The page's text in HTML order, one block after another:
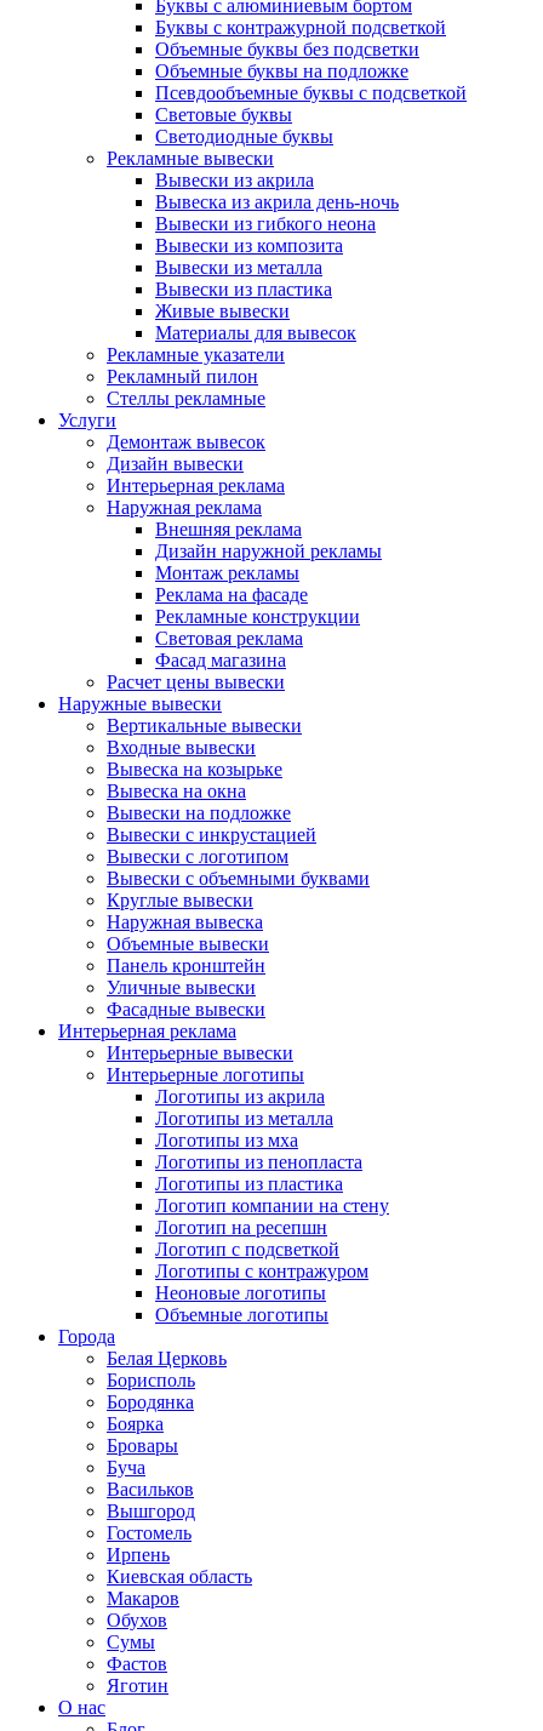
Буквы с алюминиевым бортом
Буквы с контражурной подсветкой
Объемные буквы без подсветки
Объемные буквы на подложке
Псевдообъемные буквы с подсветкой
Световые буквы
Светодиодные буквы
Рекламные вывески
Вывески из акрила
Вывеска из акрила день-ночь
Вывески из гибкого неона
Вывески из композита
Вывески из металла
Вывески из пластика
Живые вывески
Материалы для вывесок
Рекламные указатели
Рекламный пилон
Стеллы рекламные
Услуги
Демонтаж вывесок
Дизайн вывески
Интерьерная реклама
Наружная реклама
Внешняя реклама
Дизайн наружной рекламы
Монтаж рекламы
Реклама на фасаде
Рекламные конструкции
Световая реклама
Фасад магазина
Расчет цены вывески
Наружные вывески
Вертикальные вывески
Входные вывески
Вывеска на козырьке
Вывеска на окна
Вывески на подложке
Вывески с инкрустацией
Вывески с логотипом
Вывески с объемными буквами
Круглые вывески
Наружная вывеска
Объемные вывески
Панель кронштейн
Уличные вывески
Фасадные вывески
Интерьерная реклама
Интерьерные вывески
Интерьерные логотипы
Логотипы из акрила
Логотипы из металла
Логотипы из мха
Логотипы из пенопласта
Логотипы из пластика
Логотип компании на стену
Логотип на ресепшн
Логотип с подсветкой
Логотипы с контражуром
Неоновые логотипы
Объемные логотипы
Города
Белая Церковь
Борисполь
Бородянка
Боярка
Бровары
Буча
Васильков
Вышгород
Гостомель
Ирпень
Киевская область
Макаров
Обухов
Сумы
Фастов
Яготин
О нас